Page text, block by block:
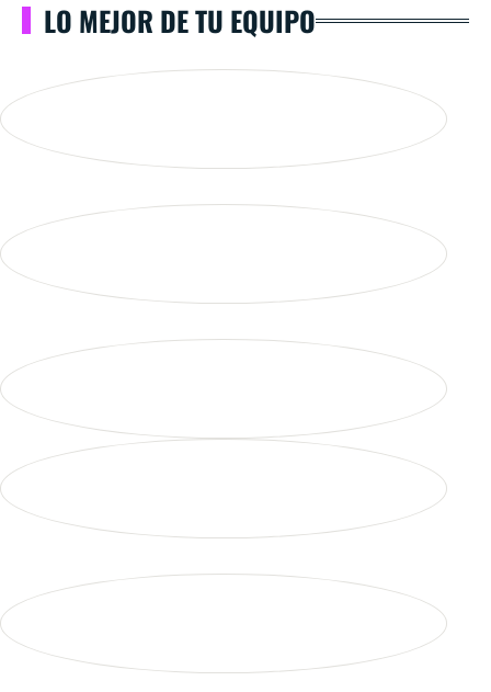
LO MEJOR DE TU EQUIPO